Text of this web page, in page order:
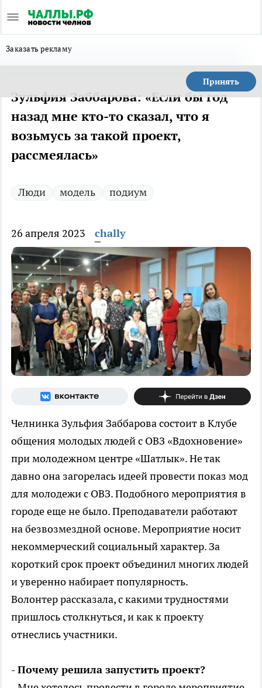
Заказать рекламу
Принять
Зульфия Заббарова: «Если бы год
назад мне кто-то сказал, что я
возьмусь за такой проект,
рассмеялась»
Люди модель подиум
26 апреля 2023 chally
Челнинка Зульфия Заббарова состоит в Клубе
общения молодых людей с ОВЗ «Вдохновение»
при молодежном центре «Шатлык». Не так
давно она загорелась идеей провести показ мод
для молодежи с ОВЗ. Подобного мероприятия в
городе еще не было. Преподаватели работают
на безвозмездной основе. Мероприятие носит
некоммерческий социальный характер. За
короткий срок проект объединил многих людей
и уверенно набирает популярность.
Волонтер рассказала, с какими трудностями
пришлось столкнуться, и как к проекту
отнеслись участники.
- Почему решила запустить проект?